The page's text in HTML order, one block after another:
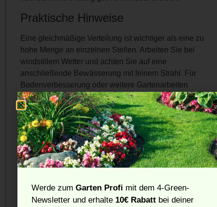
Praktische Hinweise
Eine gleichmäßige Verteilung ist wichtiger als eine zu
hohe Menge an einzelnen Stellen. Arbeiten Sie bei
windstillem Wetter und achten Sie auf eine
anschließende Bewässerung mit feinem Strahl. Für
Bodenverbesserung oder weitere Gartenarbeiten
können passende Erden unterPflanzerdesinnvoll sein.
Häufig gestellte Fragen
Wann ist die beste Zeit für
Reparaturrasen?
Feuchtigkeit. Extreme Hitze, Frost oder Trockenstress
sind ungünstig.
Werde zum Garten Profi mit dem 4-Green-
Newsletter und erhalte 10€ Rabattbei deiner